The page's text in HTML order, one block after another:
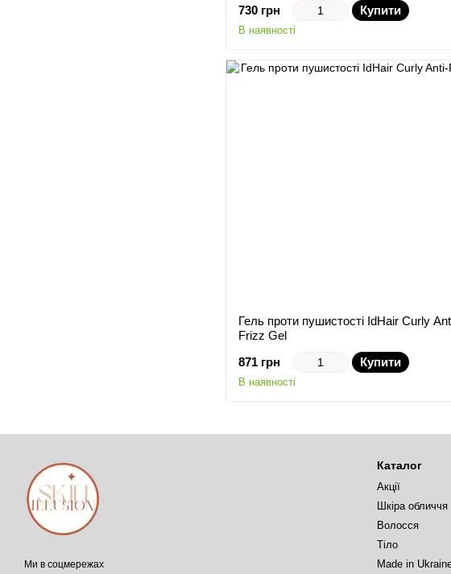
730 грн
Купити
В наявності
Гель проти пушистості IdHair Curly
Frizz Gel
871 грн
Купити
В наявності
Ми в соцмережах
Каталог
Акції
Шкіра обличчя
Волосся
Тіло
Made in